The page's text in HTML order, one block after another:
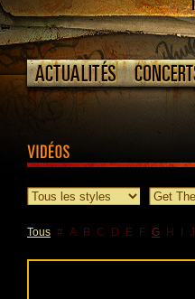
Tous # A B C D E F G H J